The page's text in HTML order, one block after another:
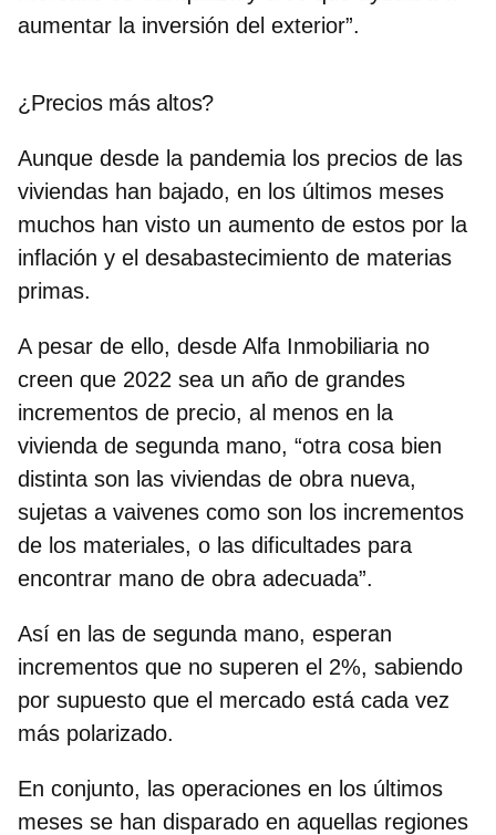
aumentar la inversión del exterior”.
¿Precios más altos?
Aunque desde la pandemia los precios de las
viviendas han bajado, en los últimos meses
muchos han visto un aumento de estos por la
inflación y el desabastecimiento de materias
primas.
A pesar de ello, desde Alfa Inmobiliaria no
creen que 2022 sea un año de grandes
incrementos de precio, al menos en la
vivienda de segunda mano, “otra cosa bien
distinta son las viviendas de obra nueva,
sujetas a vaivenes como son los incrementos
de los materiales, o las dificultades para
encontrar mano de obra adecuada”.
Así en las de segunda mano, esperan
incrementos que no superen el 2%, sabiendo
por supuesto que el mercado está cada vez
más polarizado.
En conjunto, las operaciones en los últimos
meses se han disparado en aquellas regiones